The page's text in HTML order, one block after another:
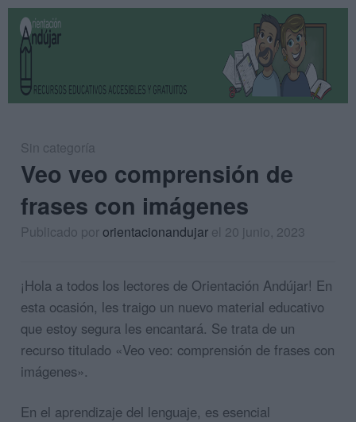
Sin categoría
Veo veo comprensión de
frases con imágenes
Publicado pororientacionandujar el 20 junio, 2023
¡Hola a todos los lectores de Orientación Andújar! En
esta ocasión, les traigo un nuevo material educativo
que estoy segura les encantará. Se trata de un
recurso titulado «Veo veo: comprensión de frases con
imágenes».
En el aprendizaje del lenguaje, es esencial